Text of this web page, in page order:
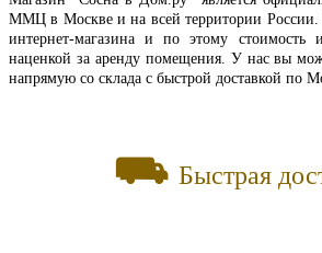
ММЦ в Москве и на всей территории
интернет-магазина и по этому стоимость
наценкой за аренду помещения. У нас вы
напрямую со склада с быстрой доставкой по
⛟ Быстрая